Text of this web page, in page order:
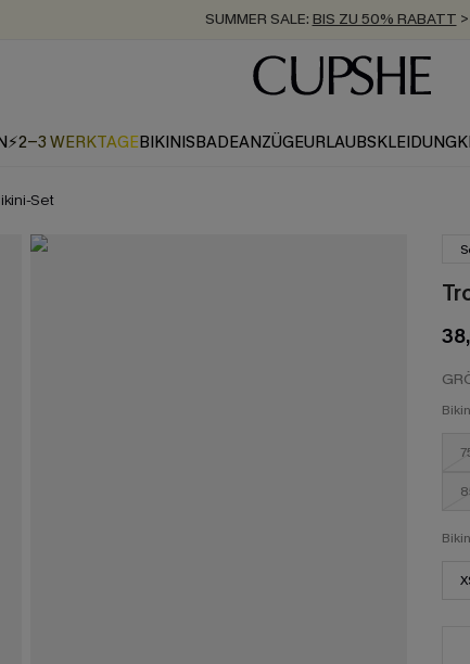
ZUM NEWSLETTER:BIS ZU -20% EXTRA
KOSTENLOSER VERSAND AB 89 €
⚡2-3 WERKTAGEBIKINISBADEANZÜGEURLAUBSKLEIDUNG
Set